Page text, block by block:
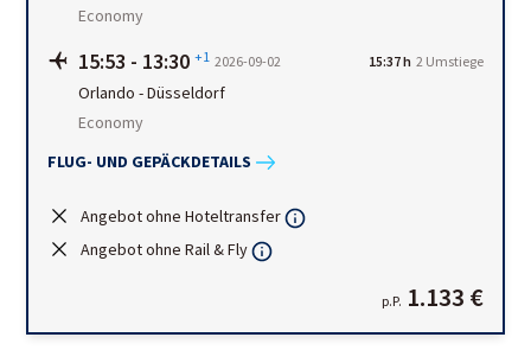
Economy
15:53 - 13:30 +1 2026-09-02 15:37 h 2 Umstiege
Orlando -Düsseldorf
Economy
FLUG- UND GEPÄCKDETAILS
Angebot ohne Hoteltransfer
Angebot ohne Rail & Fly
p.P. 1.133 €